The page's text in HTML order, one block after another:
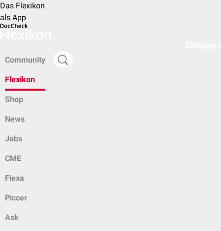
Das Flexikon
als App
Community
Flexikon
Shop
News
Jobs
CME
Flexa
Piccer
Ask